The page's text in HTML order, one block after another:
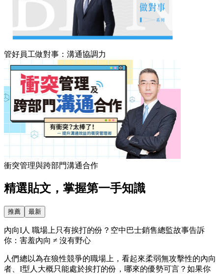
管好員工做對事：溝通協調力
衝突管理與跨部門溝通合作
精選貼文，掌握第一手知識
推薦 最新
內向I人 職場上只有挨打的份？空中巴士銷售總監故事告訴
你：害羞內向 ≠ 沒有野心
人們總以為在狼性競爭的職場上，看起來柔弱無攻擊性的內向
者、I型人大概只能處於挨打的份，哪來的優勢可言？如果你